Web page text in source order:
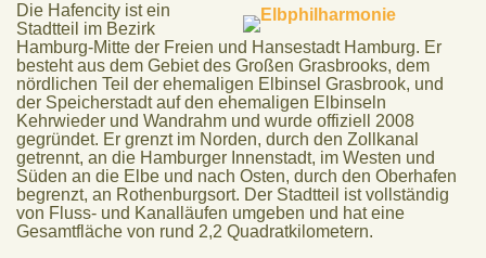
Die Hafencity ist ein
Stadtteil im Bezirk
Hamburg-Mitte der Freien und Hansestadt Hamburg. Er
besteht aus dem Gebiet des Großen Grasbrooks, dem
nördlichen Teil der ehemaligen Elbinsel Grasbrook, und
der Speicherstadt auf den ehemaligen Elbinseln
Kehrwieder und Wandrahm und wurde offiziell 2008
gegründet. Er grenzt im Norden, durch den Zollkanal
getrennt, an die Hamburger Innenstadt, im Westen und
Süden an die Elbe und nach Osten, durch den Oberhafen
begrenzt, an Rothenburgsort. Der Stadtteil ist vollständig
von Fluss- und Kanalläufen umgeben und hat eine
Gesamtfläche von rund 2,2 Quadratkilometern.